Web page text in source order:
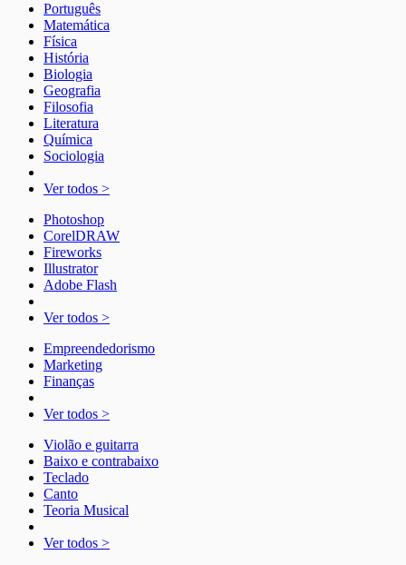
Português
Matemática
Física
História
Biologia
Geografia
Filosofia
Literatura
Química
Sociologia
Ver todos >
Photoshop
CorelDRAW
Fireworks
Illustrator
Adobe Flash
Ver todos >
Empreendedorismo
Marketing
Finanças
Ver todos >
Violão e guitarra
Baixo e contrabaixo
Teclado
Canto
Teoria Musical
Ver todos >